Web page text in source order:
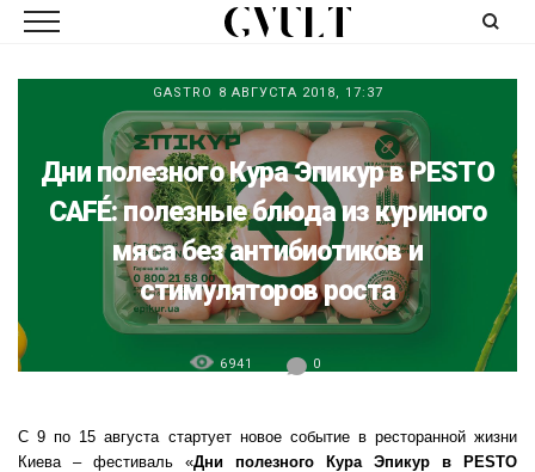
GASTRO 8 АВГУСТА 2018, 17:37
Дни полезного Кура Эпикур в PESTO
CAFÉ: полезные блюда из куриного
мяса без антибиотиков и
стимуляторов роста
6941 0
С 9 по 15 августа стартует новое событие в ресторанной жизни
Киева – фестиваль «Дни полезного Кура Эпикур в PESTO